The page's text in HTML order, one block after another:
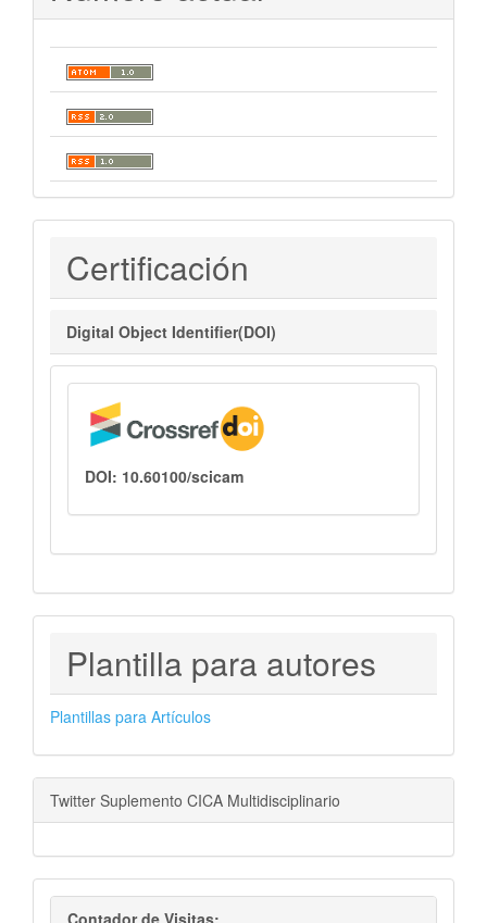
Certificaciones
Certificación
Digital Object Identifier(DOI)
DOI: 10.60100/scicam
PLANTILLAS
PARA
AUTORES
Plantilla para autores
Plantillas para Artículos
Twitter Suplemento CICA Multidisciplinario
visitas
Contador de Visitas: